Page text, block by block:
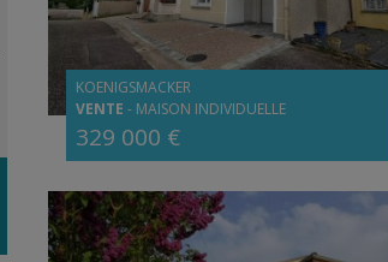
KOENIGSMACKER
VENTE - MAISON INDIVIDUELLE
329 000 €